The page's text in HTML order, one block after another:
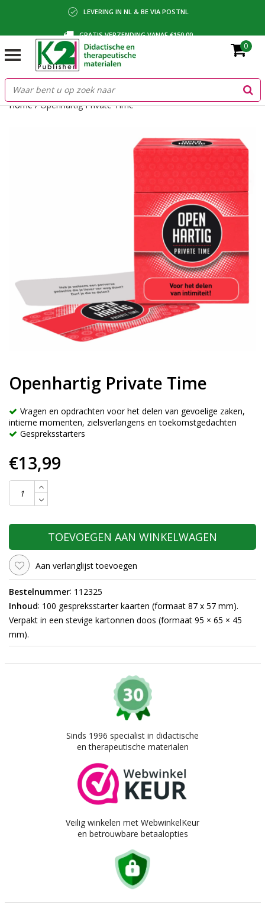
LEVERING IN NL & BE VIA POSTNL
GRATIS VERZENDING VANAF €150,00
BETALING VIA IDEAL, BANCONTACT OF FACTUUR
0
Home/Openhartig Private Time
Openhartig Private Time
Vragen en opdrachten voor het delen van gevoelige zaken,
intieme momenten, zielsverlangens en toekomstgedachten
Gespreksstarters
€13,99
TOEVOEGEN AAN WINKELWAGEN
Aan verlanglijst toevoegen
Bestelnummer: 112325
Inhoud: 100 gespreksstarter kaarten (formaat 87 x 57 mm).
Verpakt in een stevige kartonnen doos (formaat 95 × 65 × 45
mm).
Sinds 1996 specialist in didactische
en therapeutische materialen
Veilig winkelen met WebwinkelKeur
en betrouwbare betaalopties